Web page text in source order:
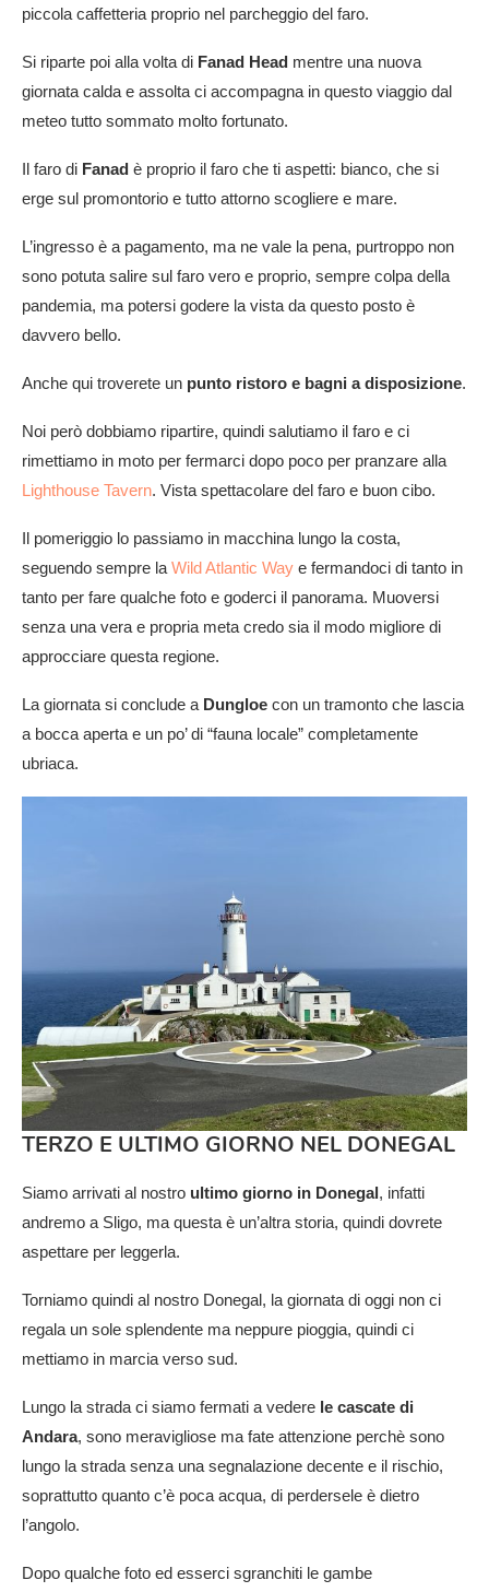
piccola caffetteria proprio nel parcheggio del faro.
Si riparte poi alla volta di Fanad Head mentre una nuova
giornata calda e assolta ci accompagna in questo viaggio dal
meteo tutto sommato molto fortunato.
Il faro di Fanad è proprio il faro che ti aspetti: bianco, che si
erge sul promontorio e tutto attorno scogliere e mare.
L’ingresso è a pagamento, ma ne vale la pena, purtroppo non
sono potuta salire sul faro vero e proprio, sempre colpa della
pandemia, ma potersi godere la vista da questo posto è
davvero bello.
Anche qui troverete un punto ristoro e bagni a disposizione.
Noi però dobbiamo ripartire, quindi salutiamo il faro e ci
rimettiamo in moto per fermarci dopo poco per pranzare alla
Lighthouse Tavern. Vista spettacolare del faro e buon cibo.
Il pomeriggio lo passiamo in macchina lungo la costa,
seguendo sempre la Wild Atlantic Way e fermandoci di tanto in
tanto per fare qualche foto e goderci il panorama. Muoversi
senza una vera e propria meta credo sia il modo migliore di
approcciare questa regione.
La giornata si conclude a Dungloe con un tramonto che lascia
a bocca aperta e un po’ di “fauna locale” completamente
ubriaca.
TERZO E ULTIMO GIORNO NEL DONEGAL
Siamo arrivati al nostro ultimo giorno in Donegal, infatti
andremo a Sligo, ma questa è un’altra storia, quindi dovrete
aspettare per leggerla.
Torniamo quindi al nostro Donegal, la giornata di oggi non ci
regala un sole splendente ma neppure pioggia, quindi ci
mettiamo in marcia verso sud.
Lungo la strada ci siamo fermati a vedere le cascate di
Andara, sono meravigliose ma fate attenzione perchè sono
lungo la strada senza una segnalazione decente e il rischio,
soprattutto quanto c’è poca acqua, di perdersele è dietro
l’angolo.
Dopo qualche foto ed esserci sgranchiti le gambe